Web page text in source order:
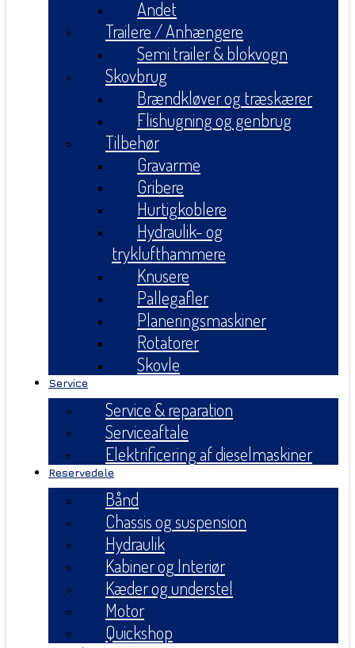
Andet
Trailere / Anhængere
Semi trailer & blokvogn
Skovbrug
Brændkløver og træskærer
Flishugning og genbrug
Tilbehør
Gravarme
Gribere
Hurtigkoblere
Hydraulik- og
tryklufthammere
Knusere
Pallegafler
Planeringsmaskiner
Rotatorer
Skovle
Service
Service & reparation
Serviceaftale
Elektrificering af dieselmaskiner
Reservedele
Bånd
Chassis og suspension
Hydraulik
Kabiner og Interiør
Kæder og understel
Motor
Quickshop